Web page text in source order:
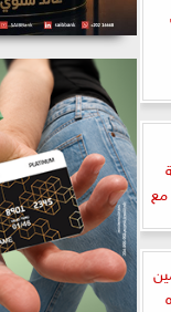
مع